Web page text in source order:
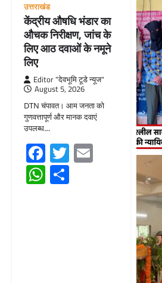
उत्तराखंड
केंद्रीय औषधि भंडार का
औचक निरीक्षण, जांच के
लिए आठ दवाओं के नमूने
लिए
Editor "देवभूमि टूडे न्यूज"
August 5, 2026
DTN चंपावत। आम जनता को
गुणवत्तापूर्ण और मानक दवाएं
उपलब्ध…
Facebook
TwitterEmail
WhatsApp